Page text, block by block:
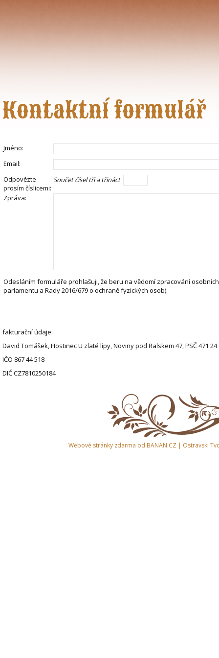
Kontaktní formulář
Jméno:
Email:
Odpovězte
prosím číslicemi:
Součet čísel tři a třináct
Zpráva:
Odesláním formuláře prohlašuji, že beru na vědomí zpracování
parlamentu a Rady 2016/679 o ochraně fyzických osob).
fakturační údaje:
David Tomášek, Hostinec U zlaté lípy, Noviny pod Ralskem 47, PSČ 471 24
IČO 867 44 518
DIČ CZ7810250184
Webové stránky zdarma od BANAN.CZ | Ostravski